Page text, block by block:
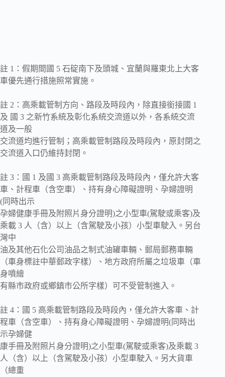
註 1：假期間國 5 石碇南下及頭城、宜蘭與羅東北上大客
車優先通行措施照常實施。
註 2：高乘載管制方向、路段及時段內，除直接銜接國 1
及 國 3 之新竹系統及彰化系統交流道以外，各系統交流
道及一般
交流道均進行管制；高乘載管制路段及時段內，原封閉之
交流道入口仍維持封閉。
註 3：國 1 及國 3 高乘載管制路段及時段內，僅允許大客
車、計程車（含空車）、持有身心障礙證明、孕婦證明
(同時出示
孕婦健康手冊及附照片身分證明)之小型車(駕駛或乘客)及
乘載 3 人（含）以上（含駕駛及小孩）小型車駛入。另台
灣中
油及其他石化公司油品之制式油罐車輛、郵局郵務車輛
（車身標註中華郵政字樣）、地方政府所屬之垃圾車（車
身噴繪
有縣市政府或鄉鎮市公所字樣）可不受管制進入。
註 4：國 5 高乘載管制路段及時段內，僅允許大客車、計
程車（含空車）、持有身心障礙證明、孕婦證明(同時出
示孕婦健
康手冊及附照片身分證明)之小型車(駕駛或乘客)及乘載 3
人（含）以上（含駕駛及小孩）小型車駛入。另大貨車
（總重